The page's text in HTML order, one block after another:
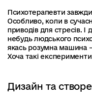
Психотерапевти
Особливо, коли в
приводів для стресів.
небудь людського
якась розумна машина
Хоча такі
Дизайн та